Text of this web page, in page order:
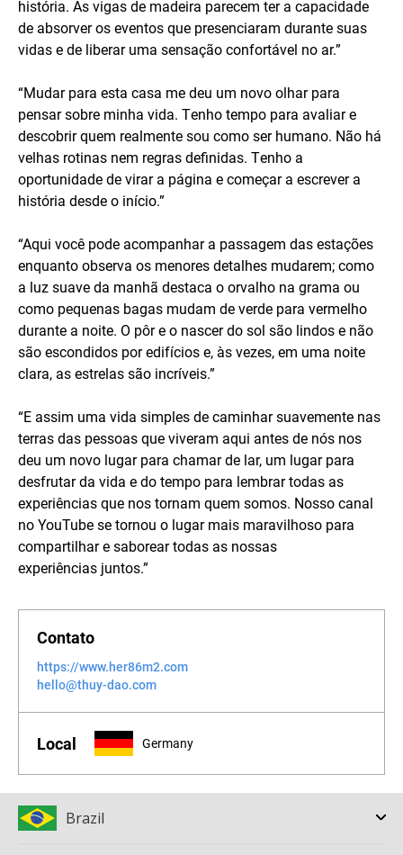
história. As vigas de madeira parecem ter a capacidade
de absorver os eventos que presenciaram durante suas
vidas e de liberar uma sensação confortável no ar.”
“Mudar para esta casa me deu um novo olhar para
pensar sobre minha vida. Tenho tempo para avaliar e
descobrir quem realmente sou como ser humano. Não há
velhas rotinas nem regras definidas. Tenho a
oportunidade de virar a página e começar a escrever a
história desde o início.”
“Aqui você pode acompanhar a passagem das estações
enquanto observa os menores detalhes mudarem; como
a luz suave da manhã destaca o orvalho na grama ou
como pequenas bagas mudam de verde para vermelho
durante a noite. O pôr e o nascer do sol são lindos e não
são escondidos por edifícios e, às vezes, em uma noite
clara, as estrelas são incríveis.”
“E assim uma vida simples de caminhar suavemente nas
terras das pessoas que viveram aqui antes de nós nos
deu um novo lugar para chamar de lar, um lugar para
desfrutar da vida e do tempo para lembrar todas as
experiências que nos tornam quem somos. Nosso canal
no YouTube se tornou o lugar mais maravilhoso para
compartilhar e saborear todas as nossas
experiências juntos.”
Contato
https://www.her86m2.com
hello@thuy-dao.com
Local Germany
Brazil